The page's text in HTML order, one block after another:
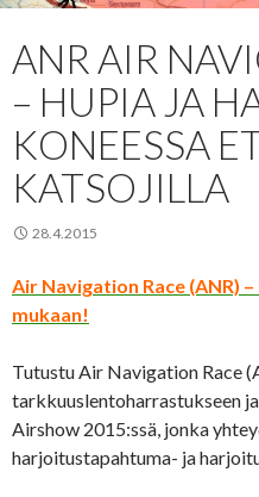
ANR AIR
– HUPIA JA
KONEESSA
KATSOJILLA
28.4.2015
Air Navigation Race (ANR)
mukaan!
Tutustu Air Navigation Race
tarkkuuslentoharrastukseen
Airshow 2015:ssä, jonka
harjoitustapahtuma- ja